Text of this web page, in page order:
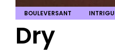
BOULEVERSANT
Dry